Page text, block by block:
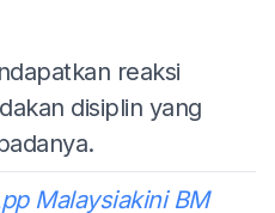
reaksi
disiplin yang
Malaysiakini BM